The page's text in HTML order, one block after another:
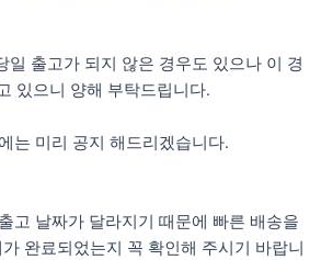
일 출고가 되지 않은 경우도 있으나 이 경
있으니 양해 부탁드립니다.
는 미리 공지 해드리겠습니다.
고 날짜가 달라지기 때문에 빠른 배송을
완료되었는지 꼭 확인해 주시기 바랍니